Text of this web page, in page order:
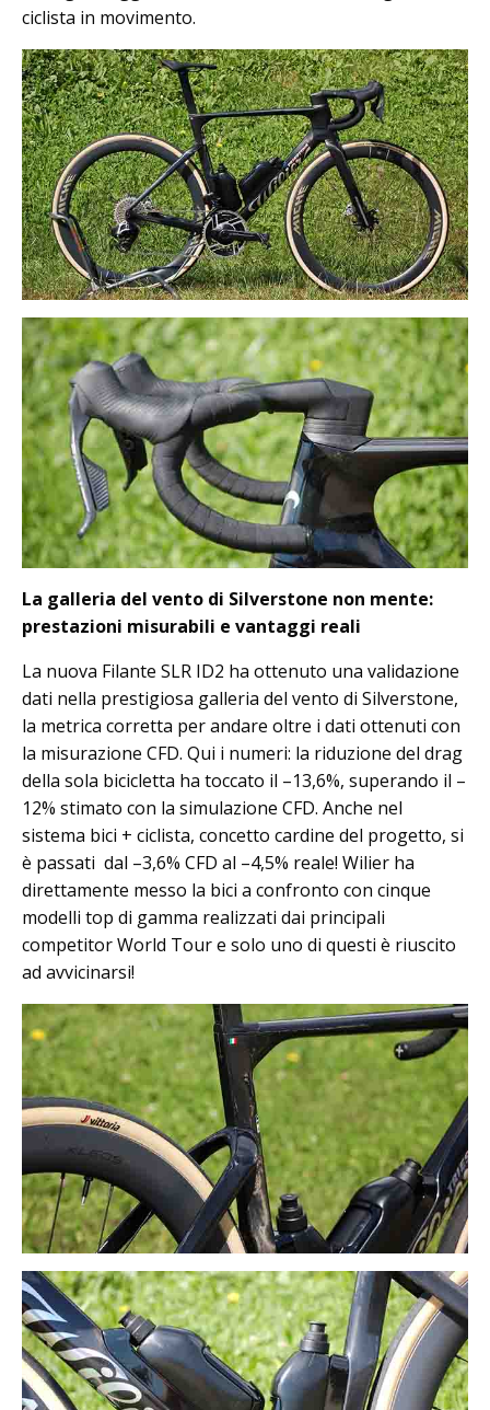
ciclista in movimento.
La galleria del vento di Silverstone non mente:
prestazioni misurabili e vantaggi reali
La nuova Filante SLR ID2 ha ottenuto una validazione
dati nella prestigiosa galleria del vento di Silverstone,
la metrica corretta per andare oltre i dati ottenuti con
la misurazione CFD. Qui i numeri: la riduzione del drag
della sola bicicletta ha toccato il –13,6%, superando il –
12% stimato con la simulazione CFD. Anche nel
sistema bici + ciclista, concetto cardine del progetto, si
è passati dal –3,6% CFD al –4,5% reale! Wilier ha
direttamente messo la bici a confronto con cinque
modelli top di gamma realizzati dai principali
competitor World Tour e solo uno di questi è riuscito
ad avvicinarsi!